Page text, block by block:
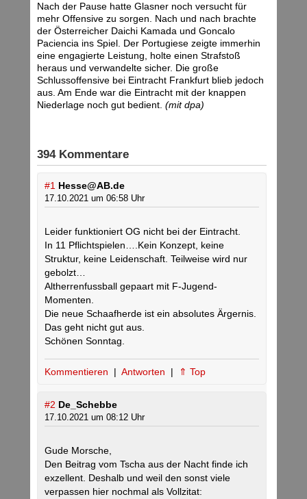
Nach der Pause hatte Glasner noch versucht für
mehr Offensive zu sorgen. Nach und nach brachte
der Österreicher Daichi Kamada und Goncalo
Paciencia ins Spiel. Der Portugiese zeigte immerhin
eine engagierte Leistung, holte einen Strafstoß
heraus und verwandelte sicher. Die große
Schlussoffensive bei Eintracht Frankfurt blieb jedoch
aus. Am Ende war die Eintracht mit der knappen
Niederlage noch gut bedient. (mit dpa)
394 Kommentare
#1 Hesse@AB.de
17.10.2021 um 06:58 Uhr
Leider funktioniert OG nicht bei der Eintracht.
In 11 Pflichtspielen….Kein Konzept, keine
Struktur, keine Leidenschaft. Teilweise wird nur
gebolzt…
Altherrenfussball gepaart mit F-Jugend-
Momenten.
Die neue Schaafherde ist ein absolutes Ärgernis.
Das geht nicht gut aus.
Schönen Sonntag.
Kommentieren | Antworten | ⇑ Top
#2 De_Schebbe
17.10.2021 um 08:12 Uhr
Gude Morsche,
Den Beitrag vom Tscha aus der Nacht finde ich
exzellent. Deshalb und weil den sonst viele
verpassen hier nochmal als Vollzitat: